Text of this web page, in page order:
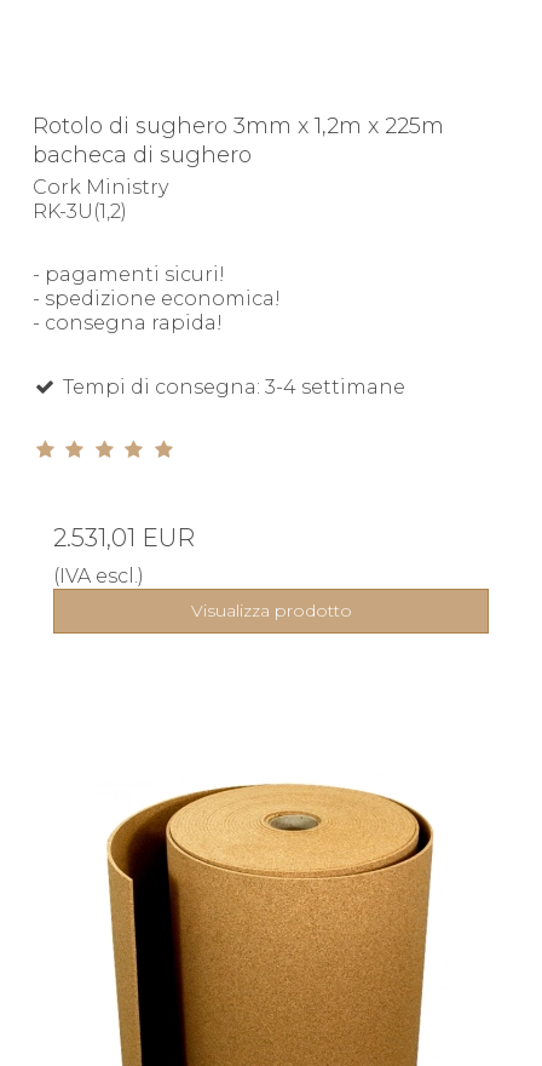
Rotolo di sughero 3mm x 1,2m x 225m
bacheca di sughero
Cork Ministry
RK-3U(1,2)
- pagamenti sicuri!
- spedizione economica!
- consegna rapida!
Tempi di consegna: 3-4 settimane
2.531,01 EUR
(IVA escl.)
Visualizza prodotto